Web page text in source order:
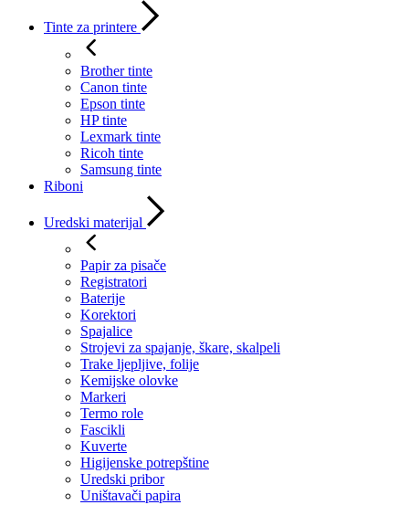
Tinte za printere
Brother tinte
Canon tinte
Epson tinte
HP tinte
Lexmark tinte
Ricoh tinte
Samsung tinte
Riboni
Uredski materijal
Papir za pisače
Registratori
Baterije
Korektori
Spajalice
Strojevi za spajanje, škare, skalpeli
Trake ljepljive, folije
Kemijske olovke
Markeri
Termo role
Fascikli
Kuverte
Higijenske potrepštine
Uredski pribor
Uništavači papira